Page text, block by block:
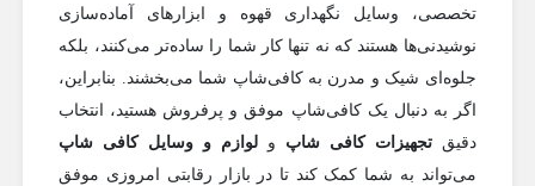
تخصصی، وسایل نگهداری قهوه و ابزارهای آماده‌سازی
نوشیدنی‌ها هستند که نه تنها کار شما را ساده‌تر می‌کنند، بلکه
جلوه‌ای شیک و مدرن به کافی‌شاپ شما می‌بخشند. بنابراین،
اگر به دنبال یک کافی‌شاپ موفق و پرفروش هستید، انتخاب
دقیق تجهیزات کافی شاپو لوازم و وسایل کافی شاپ
می‌تواند به شما کمک کند تا در بازار رقابتی امروزی موفق